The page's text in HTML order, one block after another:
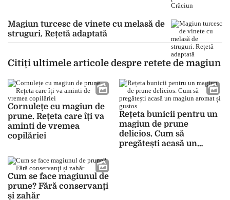
Magiun turcesc de vinete cu melasă de
struguri. Rețetă adaptată
Citiți ultimele articole despre retete de magiun
Cornulețe cu magiun de
prune. Rețeta care îți va
aminti de vremea
copilăriei
Rețeta bunicii pentru un
magiun de prune
delicios. Cum să
pregătești acasă un
Cum se face magiunul de
prune? Fără conservanţi
și zahăr